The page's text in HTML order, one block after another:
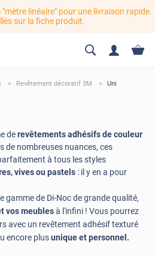
linéaire" pour une livraison rapide.
sur la fiche produit.
Revêtement décoratif 3M Uni
derevêtements adhésifs de couleur
de nombreuses nuances, ces
à tous les styles
vives ou pastels : il y en a pour
gamme de Di-Noc de grande qualité,
vos meublesà l'infini ! Vous pourrez
avec un revêtement adhésif texturé
encore plusunique et personnel.